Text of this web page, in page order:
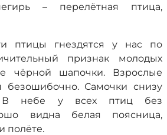
– перелётная птица,
птицы гнездятся у нас по
признак молодых
чёрной шапочки. Взрослые
безошибочно. Самочки снизу
В небе у всех птиц без
видна белая поясница,
полёте.